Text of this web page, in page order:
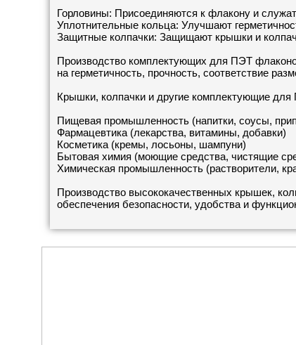
Горловины: Присоединяются к флакону и
Уплотнительные кольца: Улучшают
Защитные колпачки: Защищают крышки и
Производство комплектующих для ПЭТ
на герметичность, прочность, соответствие
Крышки, колпачки и другие комплектующие
Пищевая промышленность (напитки, соусы,
Фармацевтика (лекарства, витамины, добавки)
Косметика (кремы, лосьоны, шампуни)
Бытовая химия (моющие средства, чистящие
Химическая промышленность (растворители,
Производство высококачественных крышек,
обеспечения безопасности, удобства и